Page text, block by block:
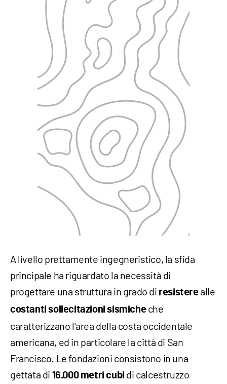
A livello prettamente ingegneristico, la sfida
principale ha riguardato la necessità di
progettare una struttura in grado di resisterealle
costanti sollecitazioni sismicheche
caratterizzano l'area della costa occidentale
americana, ed in particolare la città di San
Francisco. Le fondazioni consistono in una
gettata di 16.000 metri cubi di calcestruzzo